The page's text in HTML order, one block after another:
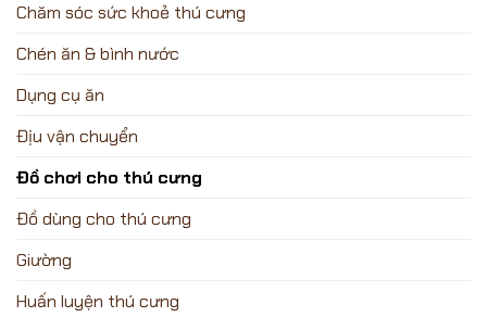
Chăm sóc sức khoẻ thú cưng
Chén ăn & bình nước
Dụng cụ ăn
Địu vận chuyển
Đồ chơi cho thú cưng
Đồ dùng cho thú cưng
Giường
Huấn luyện thú cưng